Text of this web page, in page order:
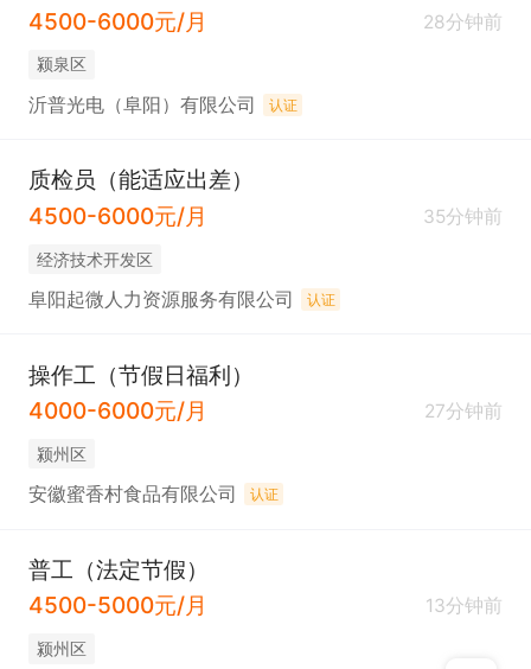
4500-6000元/月
28分钟前
颍泉区
沂普光电（阜阳）有限公司 认证
质检员（能适应出差）
4500-6000元/月
35分钟前
经济技术开发区
阜阳起微人力资源服务有限公司 认证
操作工（节假日福利）
4000-6000元/月
27分钟前
颍州区
安徽蜜香村食品有限公司 认证
普工（法定节假）
4500-5000元/月
13分钟前
颍州区